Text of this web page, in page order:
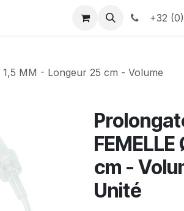
Informations +32
MM - Longeur 25 cm - Volume
cm -
Unité